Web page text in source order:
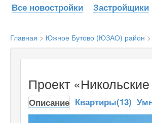
Все новостройки Застройщики
Главная > Южное Бутово (ЮЗАО) район >
Проект «Никольские
Описание Квартиры(13)